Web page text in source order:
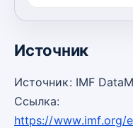
Источник
Источник: IMF
Ссылка:
https://www.imf.org/